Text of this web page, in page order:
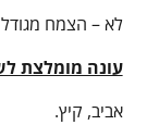
לא – הצמח מגודל
עונה מומלצת
אביב, קיץ.